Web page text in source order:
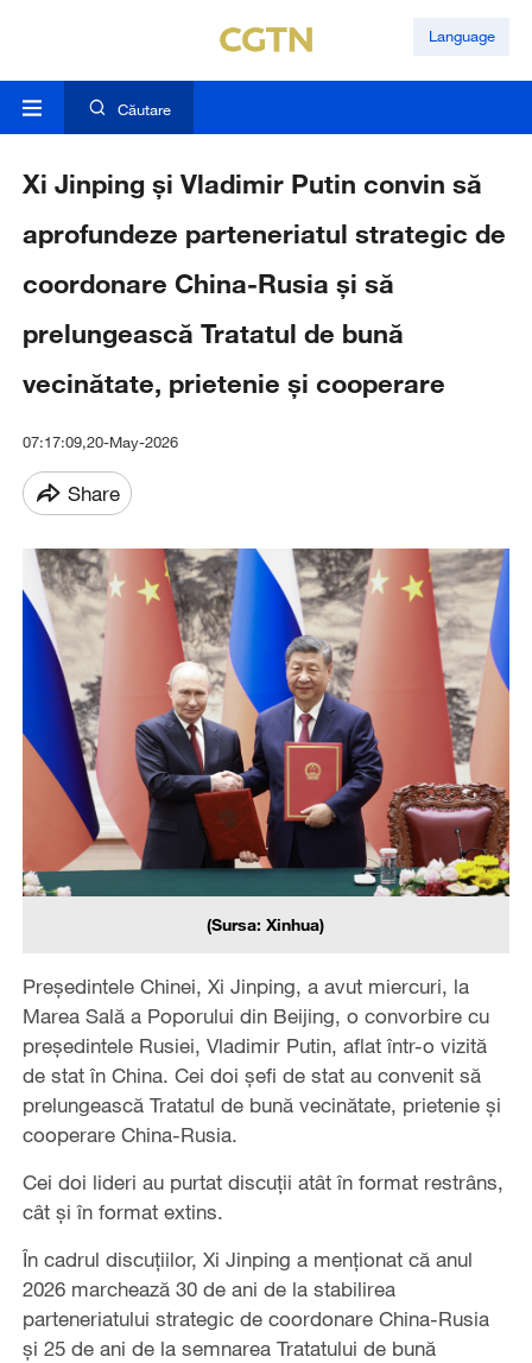
Language
Căutare
Xi Jinping și Vladimir Putin convin să
aprofundeze parteneriatul strategic de
coordonare China-Rusia și să
prelungească Tratatul de bună
vecinătate, prietenie și cooperare
07:17:09,20-May-2026
Share
(Sursa: Xinhua)
Președintele Chinei, Xi Jinping, a avut miercuri, la
Marea Sală a Poporului din Beijing, o convorbire cu
președintele Rusiei, Vladimir Putin, aflat într-o vizită
de stat în China. Cei doi șefi de stat au convenit să
prelungească Tratatul de bună vecinătate, prietenie și
cooperare China-Rusia.
Cei doi lideri au purtat discuții atât în format restrâns,
cât și în format extins.
În cadrul discuțiilor, Xi Jinping a menționat că anul
2026 marchează 30 de ani de la stabilirea
parteneriatului strategic de coordonare China-Rusia
și 25 de ani de la semnarea Tratatului de bună